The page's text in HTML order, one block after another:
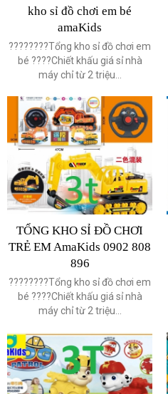
kho sỉ đồ chơi em bé
amaKids
????????Tổng kho sỉ đồ chơi em
bé ????Chiết khấu giá sỉ nhà
máy chỉ từ 2 triệu...
TỔNG KHO SỈ ĐỒ CHƠI
TRẺ EM AmaKids 0902 808
896
????????Tổng kho sỉ đồ chơi em
bé ????Chiết khấu giá sỉ nhà
máy chỉ từ 2 triệu...